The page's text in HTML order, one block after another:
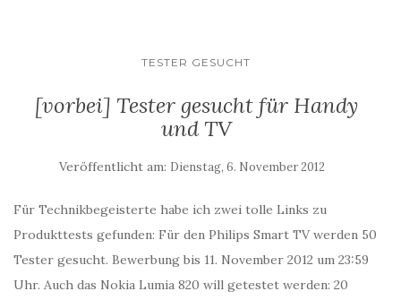
TESTER GESUCHT
[vorbei] Tester gesucht für Handy
und TV
Veröffentlicht am: Dienstag, 6. November 2012
Für Technikbegeisterte habe ich zwei tolle Links zu
Produkttests gefunden: Für den Philips Smart TV werden 50
Tester gesucht. Bewerbung bis 11. November 2012 um 23:59
Uhr. Auch das Nokia Lumia 820 will getestet werden: 20